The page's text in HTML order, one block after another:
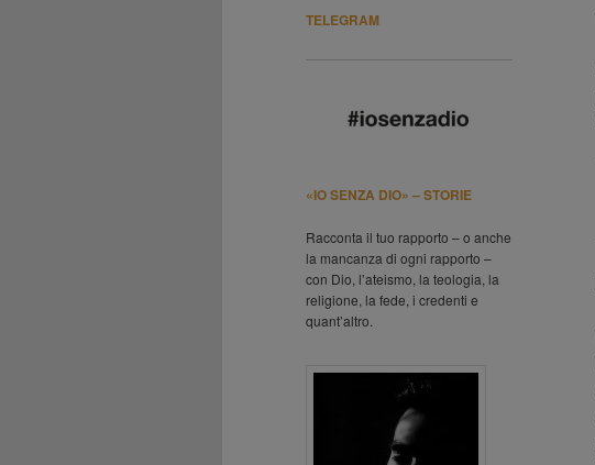
TELEGRAM
«IO SENZA DIO» – STORIE
Racconta il tuo rapporto – o anche
la mancanza di ogni rapporto –
con Dio, l’ateismo, la teologia, la
religione, la fede, i credenti e
quant’altro.